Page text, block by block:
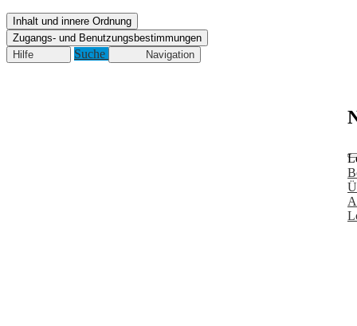
Inhalt und innere Ordnung
Zugangs- und Benutzungsbestimmungen
Hilfe
Suche Navigation